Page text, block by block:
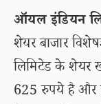
ऑयल इंडियन
शेयर बाजार
लिमिटेड के शेयर
625 रुपये है और